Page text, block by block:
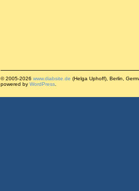
© 2005-2026 www.diabsite.de (Helga Uphoff), Berlin,
powered by WordPress.